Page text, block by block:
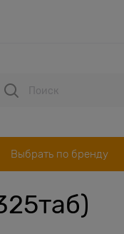
Выбрать по бренду